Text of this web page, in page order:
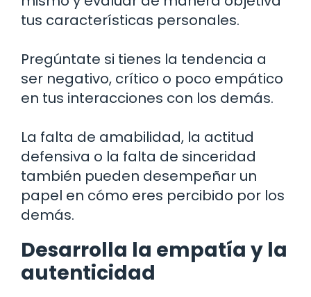
tus características personales.
Pregúntate si tienes la tendencia a
ser negativo, crítico o poco empático
en tus interacciones con los demás.
La falta de amabilidad, la actitud
defensiva o la falta de sinceridad
también pueden desempeñar un
papel en cómo eres percibido por los
demás.
Desarrolla la empatía y la
autenticidad